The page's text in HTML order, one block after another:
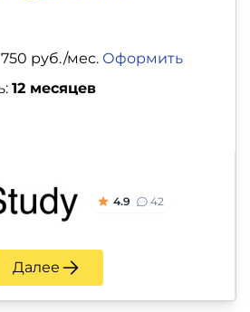
12 месяцев
750 руб./мес. Оформить
4.9 42
Далее